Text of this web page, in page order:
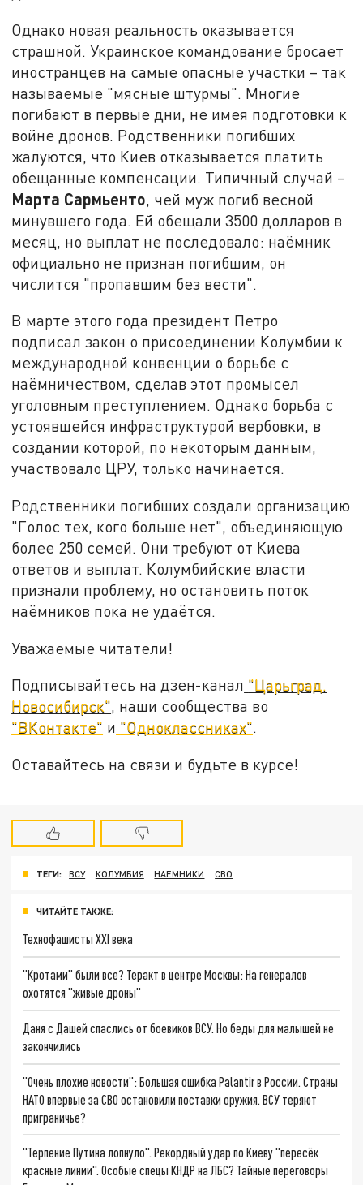
Однако новая реальность оказывается
страшной. Украинское командование бросает
иностранцев на самые опасные участки – так
называемые "мясные штурмы". Многие
погибают в первые дни, не имея подготовки к
войне дронов. Родственники погибших
жалуются, что Киев отказывается платить
обещанные компенсации. Типичный случай –
Марта Сармьенто, чей муж погиб весной
минувшего года. Ей обещали 3500 долларов в
месяц, но выплат не последовало: наёмник
официально не признан погибшим, он
числится "пропавшим без вести".
В марте этого года президент Петро
подписал закон о присоединении Колумбии к
международной конвенции о борьбе с
наёмничеством, сделав этот промысел
уголовным преступлением. Однако борьба с
устоявшейся инфраструктурой вербовки, в
создании которой, по некоторым данным,
участвовало ЦРУ, только начинается.
Родственники погибших создали организацию
"Голос тех, кого больше нет", объединяющую
более 250 семей. Они требуют от Киева
ответов и выплат. Колумбийские власти
признали проблему, но остановить поток
наёмников пока не удаётся.
Уважаемые читатели!
Подписывайтесь на дзен-канал "Царьград.
Новосибирск", наши сообщества во
"ВКонтакте" и "Одноклассниках".
Оставайтесь на связи и будьте в курсе!
ТЕГИ: ВСУ КОЛУМБИЯ НАЕМНИКИ СВО
ЧИТАЙТЕ ТАКЖЕ:
Технофашисты XXI века
"Кротами" были все? Теракт в центре Москвы: На генералов
охотятся "живые дроны"
Даня с Дашей спаслись от боевиков ВСУ. Но беды для малышей не
закончились
"Очень плохие новости": Большая ошибка Palantir в России. Страны
НАТО впервые за СВО остановили поставки оружия. ВСУ теряют
приграничье?
"Терпение Путина лопнуло". Рекордный удар по Киеву "пересёк
красные линии". Особые спецы КНДР на ЛБС? Тайные переговоры